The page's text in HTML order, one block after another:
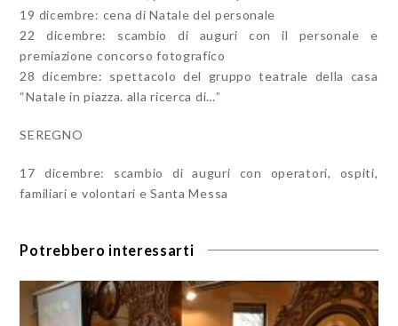
19 dicembre: cena di Natale del personale
22 dicembre: scambio di auguri con il personale e
premiazione concorso fotografico
28 dicembre: spettacolo del gruppo teatrale della casa
“Natale in piazza. alla ricerca di…”
SEREGNO
17 dicembre: scambio di auguri con operatori, ospiti,
familiari e volontari e Santa Messa
Potrebbero interessarti